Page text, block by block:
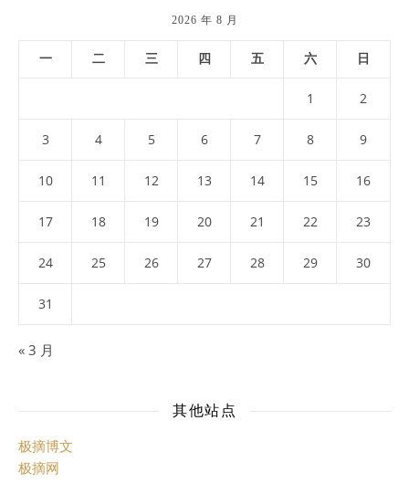
2026 年 8 月
一 二 三 四 五 六 日
1 2
3 4 5 6 7 8 9
10 11 12 13 14 15 16
17 18 19 20 21 22 23
24 25 26 27 28 29 30
31
« 3 月
其他站点
极摘博文
极摘网